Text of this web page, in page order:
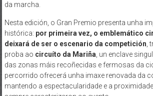
da marcha.
Nesta edición, o Gran Premio presenta unha
histórica: por primeira vez, o emblemático
deixará de ser o escenario da competición,
proba ao circuíto da Mariña, un enclave
das zonas máis recoñecidas e fermosas da
percorrido ofrecerá unha imaxe renovada da
mantendo a espectacularidade e a